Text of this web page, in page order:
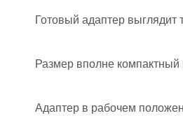
Готовый адаптер выглядит
Размер вполне компактный
Адаптер в рабочем